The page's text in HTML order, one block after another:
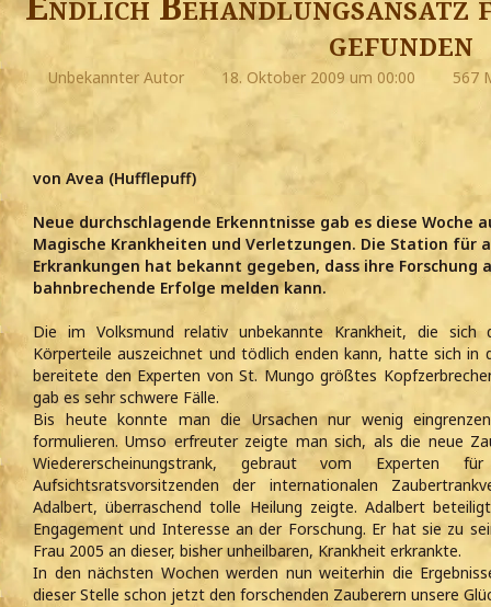
gefunden
Unbekannter Autor 18. Oktober 2009 um 00:00 567
von Avea (Hufflepuff)
Neue durchschlagende Erkenntnisse gab es diese Woche
Magische Krankheiten und Verletzungen. Die Station für
Erkrankungen hat bekannt gegeben, dass ihre
bahnbrechende Erfolge melden kann.
Die im Volksmund relativ unbekannte Krankheit, die sich
Körperteile auszeichnet und tödlich enden kann, hatte sich
bereitete den Experten von St. Mungo größtes
gab es sehr schwere Fälle.
Bis heute konnte man die Ursachen nur wenig
formulieren. Umso erfreuter zeigte man sich, als die neue
Wiedererscheinungstrank, gebraut vom Experten
Aufsichtsratsvorsitzenden der internationalen
Adalbert, überraschend tolle Heilung zeigte. Adalbert
Engagement und Interesse an der Forschung. Er hat sie zu
Frau 2005 an dieser, bisher unheilbaren, Krankheit erkrankte.
In den nächsten Wochen werden nun weiterhin die
dieser Stelle schon jetzt den forschenden Zauberern unsere